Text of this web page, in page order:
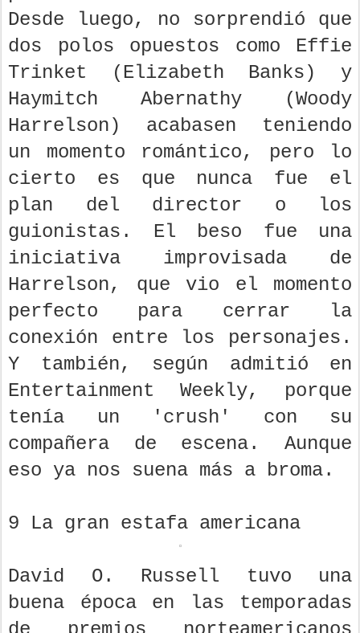
Desde luego, no sorprendió que
dos polos opuestos como Effie
Trinket (Elizabeth Banks) y
Haymitch Abernathy (Woody
Harrelson) acabasen teniendo
un momento romántico, pero lo
cierto es que nunca fue el
plan del director o los
guionistas. El beso fue una
iniciativa improvisada de
Harrelson, que vio el momento
perfecto para cerrar la
conexión entre los personajes.
Y también, según admitió en
Entertainment Weekly, porque
tenía un 'crush' con su
compañera de escena. Aunque
eso ya nos suena más a broma.
9 La gran estafa americana
David O. Russell tuvo una
buena época en las temporadas